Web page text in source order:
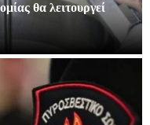
θα λειτουργεί